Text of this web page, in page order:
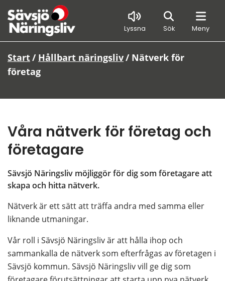
Lyssna Sök Meny
Sök
Start/ Hållbart näringsliv/ Nätverk för
företag
Våra nätverk för företag och
företagare
Sävsjö Näringsliv möjliggör för dig som företagare att
skapa och hitta nätverk.
Nätverk är ett sätt att träffa andra med samma eller
liknande utmaningar.
Vår roll i Sävsjö Näringsliv är att hålla ihop och
sammankalla de nätverk som efterfrågas av företagen i
Sävsjö kommun. Sävsjö Näringsliv vill ge dig som